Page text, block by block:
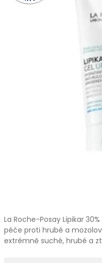
La Roche-Posay Lipikar
péče proti hrubé a
extrémně suché, hrubé a